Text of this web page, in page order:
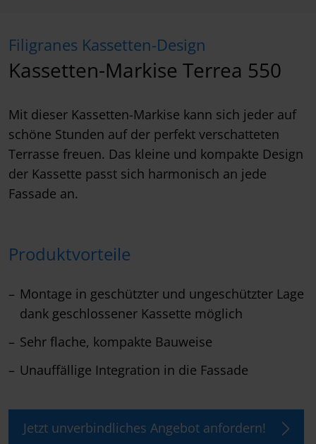
Filigranes Kassetten-Design
Kassetten-Markise Terrea 550
Mit dieser Kassetten-Markise kann sich jeder auf
schöne Stunden auf der perfekt verschatteten
Terrasse freuen. Das kleine und kompakte Design
der Kassette passt sich harmonisch an jede
Fassade an.
Produktvorteile
Montage in geschützter und ungeschützter Lage
dank geschlossener Kassette möglich
Sehr flache, kompakte Bauweise
Unauffällige Integration in die Fassade
Jetzt unverbindliches Angebot anfordern!